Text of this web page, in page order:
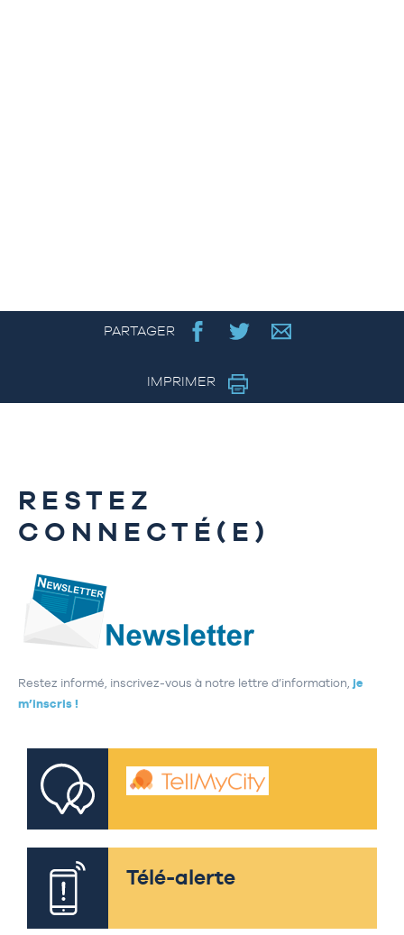
PARTAGER
IMPRIMER
RESTEZ
CONNECTÉ(E)
Restez informé, inscrivez-vous à notre lettre d’information, je
m’inscris !
Télé-alerte